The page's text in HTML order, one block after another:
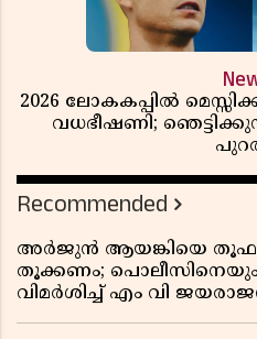
2026 ലോകകപ്പിൽ
വധഭീഷണി;
Recommended
അർജുൻ ആയങ്കിയെ
തൂക്കണം; പൊലീസിനെയും
വിമർശിച്ച് എം വി